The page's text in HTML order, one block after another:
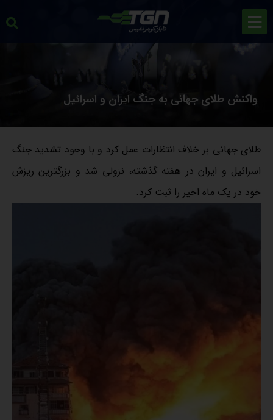
واکنش طلای جهانی به جنگ ایران و اسرائیل
طلای جهانی بر خلاف انتظارات عمل کرد و با وجود تشدید جنگ
اسرائیل و ایران در هفته گذشته، نزولی شد و بزرگترین ریزش
خود در یک ماه اخیر را ثبت کرد.